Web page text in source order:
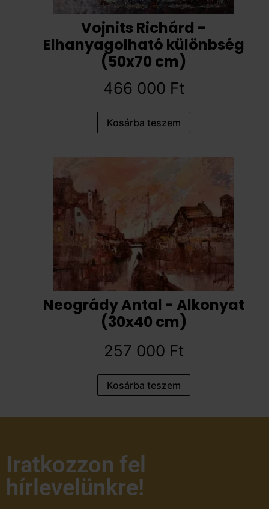
Vojnits Richárd -
Elhanyagolható különbség
(50x70 cm)
466 000 Ft
Kosárba teszem
Neogrády Antal - Alkonyat
(30x40 cm)
257 000 Ft
Kosárba teszem
Iratkozzon fel
hírlevelünkre!